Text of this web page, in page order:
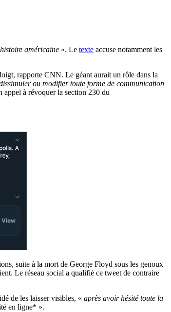
américaine ». Le texte accuse notamment les
rapporte CNN. Le géant aurait un rôle dans la
ou modifier toute forme de communication
appel à révoquer la section 230 du
suite à la mort de George Floyd sous les genoux
Le réseau social a qualifié ce tweet de contraire
de les laisser visibles, « après avoir hésité toute la
en ligne* ».